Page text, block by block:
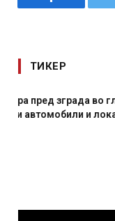
Facebook
ТИКЕР
И Данска се
месечна воена